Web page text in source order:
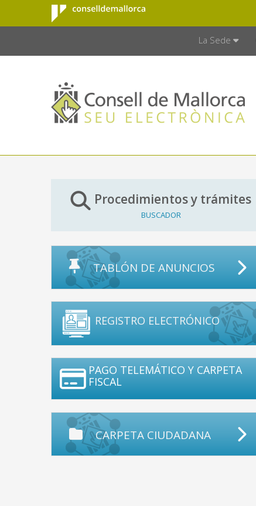
Saltar al contenido principal
Consell de
Mallorca
La Sede
Procedimientos y trámites
BUSCADOR
TABLÓN DE ANUNCIOS
REGISTRO ELECTRÓNICO
PAGO TELEMÁTICO Y CARPETA
FISCAL
CARPETA CIUDADANA